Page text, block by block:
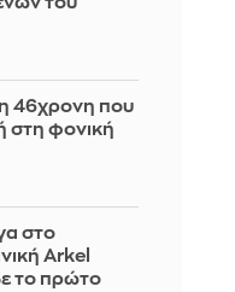
46χρονη που
στη φονική
στο
Arkel
το πρώτο